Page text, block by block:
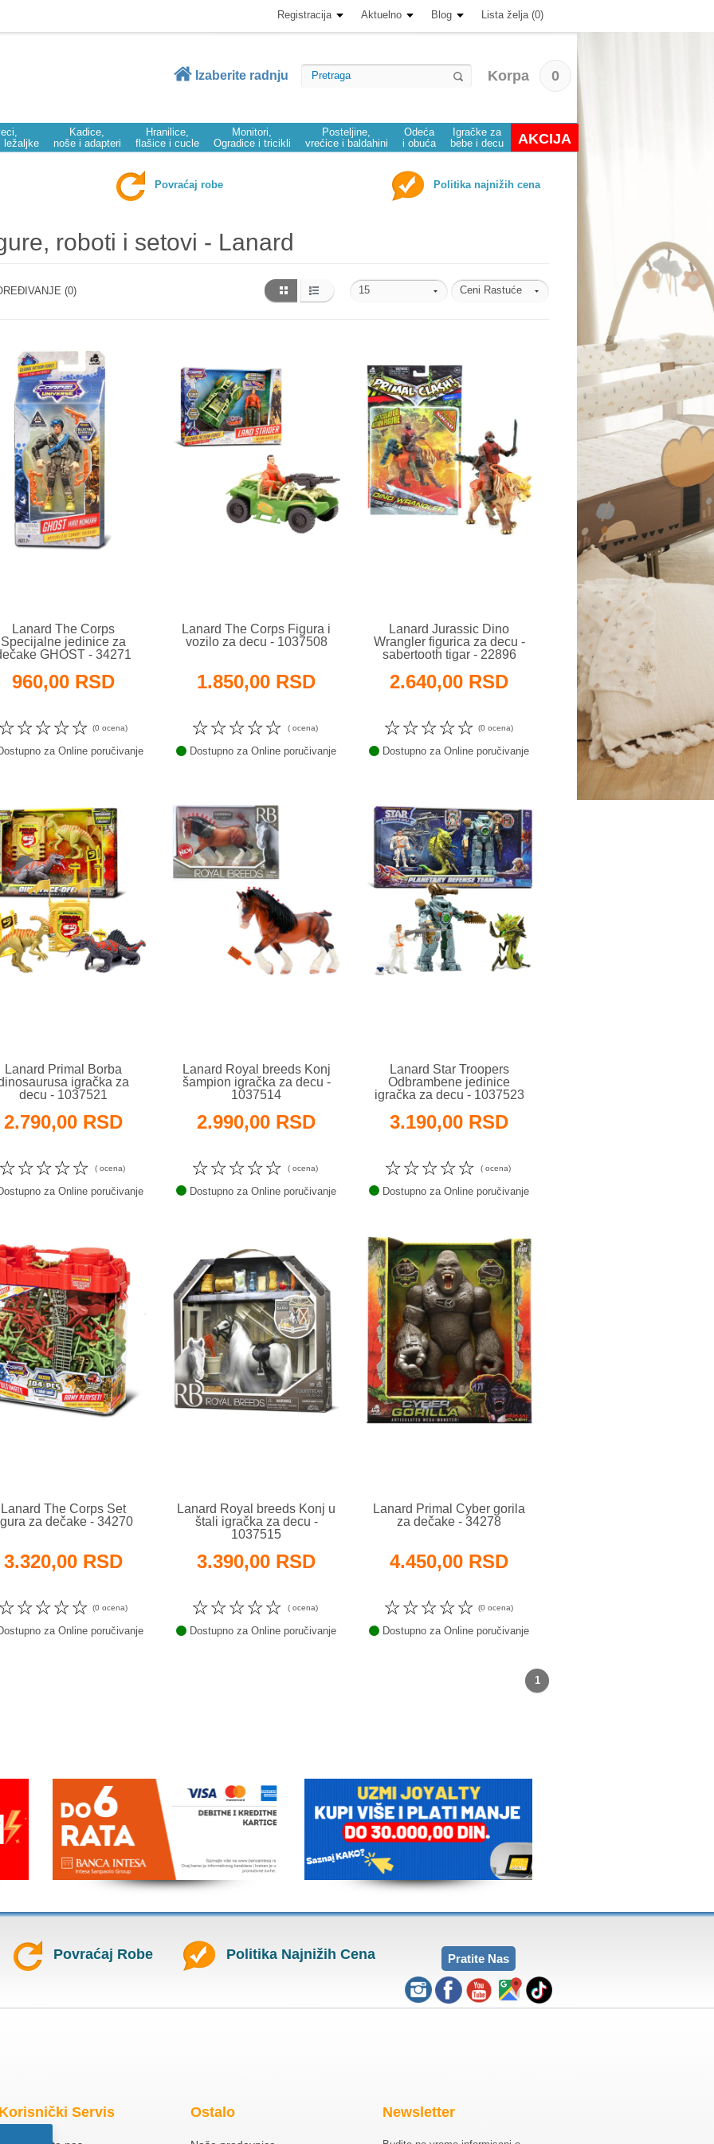
Registracija Aktuelno Blog Lista želja (0)
Izaberite radnju Korpa 0
ležaljke
Kadice,
noše i adapteri
Hranilice,
flašice i cucle
Monitori,
Ogradice i tricikli
Posteljine,
vrećice i baldahini
Odeća
i obuća
Igračke za
bebe i decu
AKCIJA
Povraćaj robe Politika najnižih cena
roboti i setovi - Lanard
(0)
Lanard The Corps
Specijalne jedinice za
GHOST - 34271
960,00 RSD
☆
☆
☆
☆ (0 ocena)
za Online poručivanje
Lanard The Corps Figura i
vozilo za decu - 1037508
1.850,00 RSD
☆
☆
☆
☆
☆ ( ocena)
Dostupno za Online poručivanje
Lanard Jurassic Dino
Wrangler figurica za decu -
sabertooth tigar - 22896
2.640,00 RSD
☆
☆
☆
☆
☆ (0 ocena)
Dostupno za Online poručivanje
Lanard Primal Borba
igračka za
decu - 1037521
2.790,00 RSD
☆
☆
☆
☆ ( ocena)
za Online poručivanje
Lanard Royal breeds Konj
šampion igračka za decu -
1037514
2.990,00 RSD
☆
☆
☆
☆
☆ ( ocena)
Dostupno za Online poručivanje
Lanard Star Troopers
Odbrambene jedinice
igračka za decu - 1037523
3.190,00 RSD
☆
☆
☆
☆
☆ ( ocena)
Dostupno za Online poručivanje
Lanard The Corps Set
za dečake - 34270
3.320,00 RSD
☆
☆
☆
☆ (0 ocena)
za Online poručivanje
Lanard Royal breeds Konj u
štali igračka za decu -
1037515
3.390,00 RSD
☆
☆
☆
☆
☆ ( ocena)
Dostupno za Online poručivanje
Lanard Primal Cyber gorila
za dečake - 34278
4.450,00 RSD
☆
☆
☆
☆
☆ (0 ocena)
Dostupno za Online poručivanje
1
Povraćaj Robe Politika Najnižih Cena Pratite Nas
Servis Ostalo Newsletter